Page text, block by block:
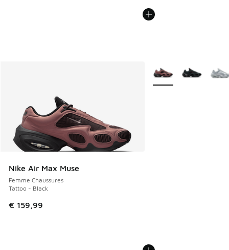
Nike Air Max Muse
Femme Chaussures
Tattoo - Black
€ 159,99
Plus de couleurs